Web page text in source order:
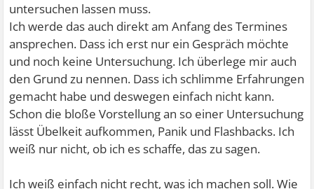
untersuchen lassen muss.
Ich werde das auch direkt am Anfang des Termines
ansprechen. Dass ich erst nur ein Gespräch möchte
und noch keine Untersuchung. Ich überlege mir auch
den Grund zu nennen. Dass ich schlimme Erfahrungen
gemacht habe und deswegen einfach nicht kann.
Schon die bloße Vorstellung an so einer Untersuchung
lässt Übelkeit aufkommen, Panik und Flashbacks. Ich
weiß nur nicht, ob ich es schaffe, das zu sagen.
Ich weiß einfach nicht recht, was ich machen soll. Wie